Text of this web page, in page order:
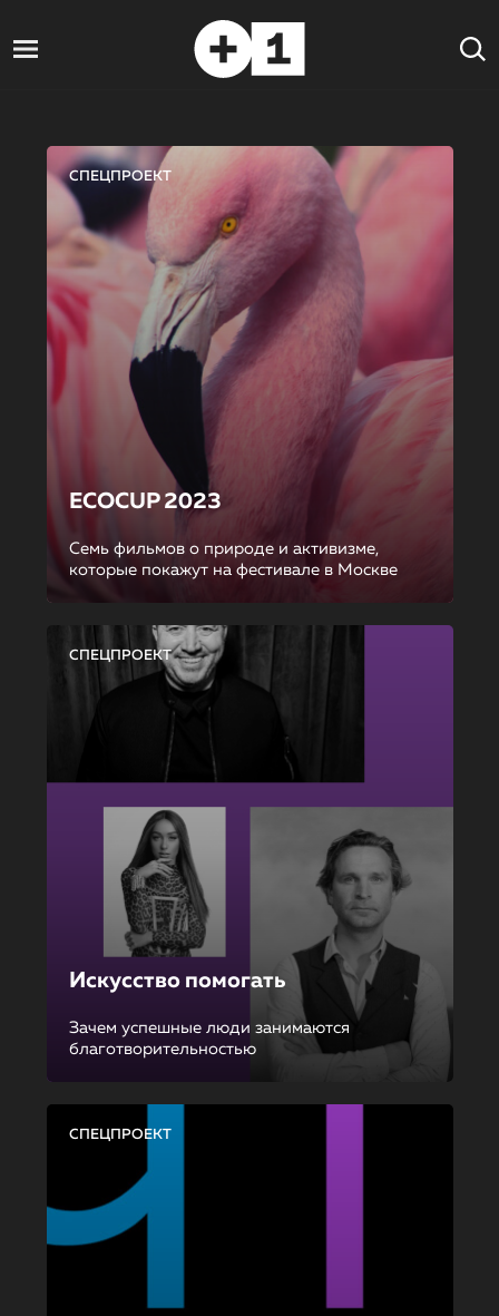
СПЕЦПРОЕКТ
ECOCUP 2023
Семь фильмов о природе и активизме,
которые покажут на фестивале в Москве
СПЕЦПРОЕКТ
Искусство помогать
Зачем успешные люди занимаются
благотворительностью
СПЕЦПРОЕКТ